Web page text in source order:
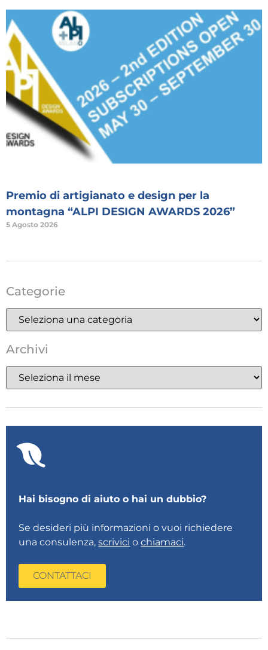
Premio di artigianato e design per la
montagna “ALPI DESIGN AWARDS 2026”
5 Agosto 2026
Categorie
Archivi
Hai bisogno di aiuto o hai un dubbio?
Se desideri più informazioni o vuoi richiedere
una consulenza,scrivici ochiamaci.
CONTATTACI